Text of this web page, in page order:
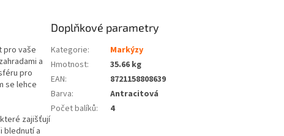
pro vaše
a
pro
se lehce
zajišťují
blednutí a
Doplňkové parametry
Kategorie:
Markýzy
Hmotnost:
35.66 kg
EAN:
8721158808639
Barva:
Antracitová
Počet balíků: 4